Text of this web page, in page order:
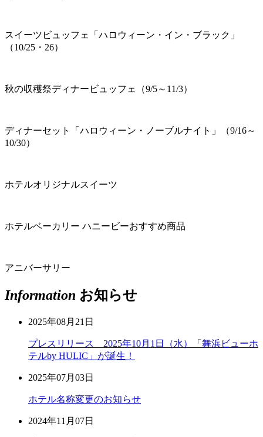
スイーツビュッフェ「ハロウィーン・イン・ブラック」
（10/25・26）
秋の収穫祭ディナービュッフェ（9/5～11/3）
ディナーセット「ハロウィーン・ノーブルナイト」（9/16～
10/30）
ホテルオリジナルスイーツ
ホテルベーカリー ハニービーおすすめ商品
アニバーサリー
Information お知らせ
2025年08月21日
プレスリリース 2025年10月1日（水）「舞浜ビューホ
テルby HULIC」が誕生！
2025年07月03日
ホテル名称変更のお知らせ
2024年11月07日